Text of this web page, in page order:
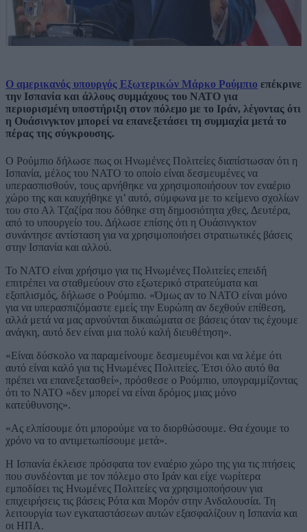
Ο αμερικανός υπουργός Εξωτερικών Μάρκο Ρούμπιο επέκρινε
την Ισπανία και άλλους συμμάχους του ΝΑΤΟ για
περιορισμένη υποστήριξη στον πόλεμο με το Ιράν, λέγοντας ότι
η Ουάσινγκτον μπορεί να επανεξετάσει τη συμμαχία μετά το
πέρας της σύγκρουσης.
Ο Ρούμπιο δήλωσε πως οι Ηνωμένες Πολιτείες διαπίστωσαν ότι η
Ισπανία, μέλος του ΝΑΤΟ το οποίο είναι δεσμευμένες να
υπερασπισθούν, τους αρνήθηκε να χρησιμοποιήσουν τον εναέριο
χώρο της και καυχήθηκε γι’ αυτό, σύμφωνα με το κείμενο σχολίων
του στο Αλ Τζαζίρα που δόθηκε στη δημοσιότητα χθες, Δευτέρα,
από το υπουργείο του. Δήλωσε επίσης ότι η Ουάσινγκτον
συνάντησε αντίσταση για να χρησιμοποιήσει στρατιωτικές βάσεις
στην Ισπανία και αλλού.
Το ΝΑΤΟ είναι χρήσιμο για τις Ηνωμένες Πολιτείες επειδή
επιτρέπει να σταθμεύουν στο εξωτερικό στρατεύματα και
εξοπλισμός, δήλωσε ο Ρούμπιο. «Όμως αν το ΝΑΤΟ είναι μόνο
για να υπερασπιζόμαστε εμείς την Ευρώπη αν δεχθούν επίθεση,
αλλά μετά να μας αρνούνται δικαιώματα σε βάσεις όταν τις έχουμε
ανάγκη, αυτό δεν είναι μια πολύ καλή διευθέτηση».
«Είναι δύσκολο να παραμείνουμε δεσμευμένοι και να λέμε ότι
αυτό είναι καλό για τις Ηνωμένες Πολιτείες. Έτσι όλο αυτό θα
πρέπει να επανεξετασθεί», πρόσθεσε ο Ρούμπιο, υπογραμμίζοντας
ότι το ΝΑΤΟ «δεν μπορεί να είναι δρόμος μιας μόνο
κατεύθυνσης».
«Ας ελπίσουμε ότι μπορούμε να το διορθώσουμε. Θα έχουμε το
χρόνο να το αντιμετωπίσουμε μετά».
Η Ισπανία έκλεισε πρόσφατα τον εναέριο χώρο της για τις πτήσεις
που συνδέονται με τον πόλεμο στο Ιράν και είχε νωρίτερα
εμποδίσει τις Ηνωμένες Πολιτείες να χρησιμοποήσουν για
επιχειρήσεις τις βάσεις Ρότα και Μορόν στην Ανδαλουσία. Τη
λειτουργία των εγκαταστάσεων αυτών εξασφαλίζουν η Ισπανία και
οι ΗΠΑ.